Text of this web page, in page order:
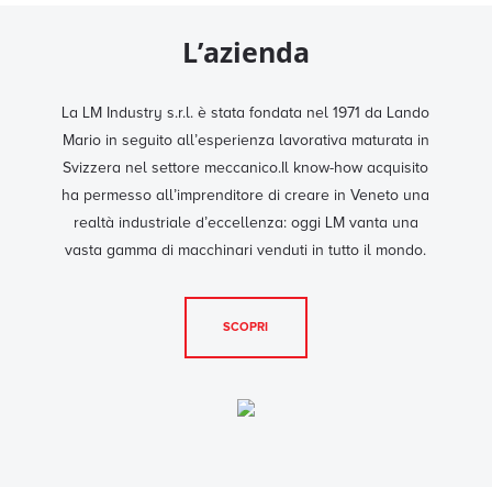
L’azienda
La LM Industry s.r.l. è stata fondata nel 1971 da Lando
Mario in seguito all’esperienza lavorativa maturata in
Svizzera nel settore meccanico.Il know-how acquisito
ha permesso all’imprenditore di creare in Veneto una
realtà industriale d’eccellenza: oggi LM vanta una
vasta gamma di macchinari venduti in tutto il mondo.
SCOPRI